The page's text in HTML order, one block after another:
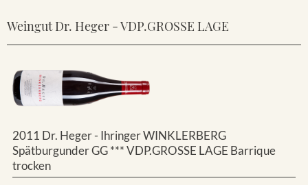
Weingut Dr. Heger - VDP.GROSSE LAGE
2011 Dr. Heger - Ihringer WINKLERBERG
Spätburgunder GG *** VDP.GROSSE LAGE Barrique
trocken